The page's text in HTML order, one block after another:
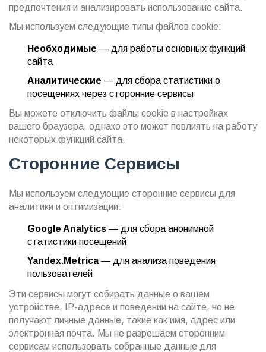
предпочтения и анализировать использование сайта.
Мы используем следующие типы файлов cookie:
Необходимые — для работы основных функций
сайта
Аналитические — для сбора статистики о
посещениях через сторонние сервисы
Вы можете отключить файлы cookie в настройках
вашего браузера, однако это может повлиять на работу
некоторых функций сайта.
Сторонние Сервисы
Мы используем следующие сторонние сервисы для
аналитики и оптимизации:
Google Analytics — для сбора анонимной
статистики посещений
Yandex.Metrica— для анализа поведения
пользователей
Эти сервисы могут собирать данные о вашем
устройстве, IP-адресе и поведении на сайте, но не
получают личные данные, такие как имя, адрес или
электронная почта. Мы не разрешаем сторонним
сервисам использовать собранные данные для